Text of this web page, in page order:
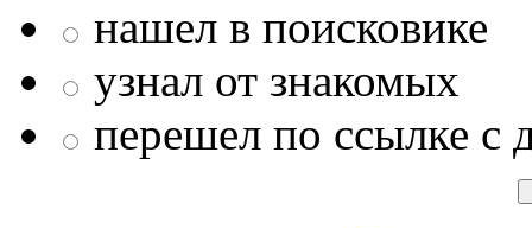
нашел в поисковике
узнал от знакомых
перешел по ссылке с